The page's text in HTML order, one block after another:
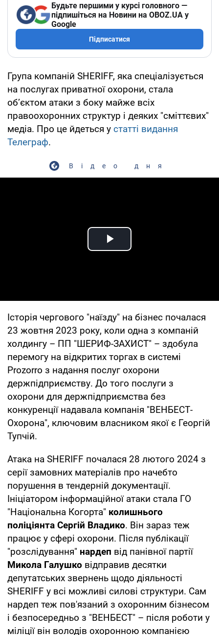
Будьте першими у курсі головного —
підпишіться на Новини на OBOZ.UA у
Google
Підписатися
Група компаній SHERIFF, яка спеціалізується
на послугах приватної охорони, стала
обʼєктом атаки з боку майже всіх
правоохоронних структур і деяких "сміттєвих"
медіа. Про це йдеться у статті видання
Телеграф.
Відео дня
Play Video
Історія чергового "наїзду" на бізнес почалася
23 жовтня 2023 року, коли одна з компаній
холдингу – ПП "ШЕРИФ-ЗАХИСТ" – здобула
перемогу на відкритих торгах в системі
Prozorro з надання послуг охорони
держпідприємству. До того послуги з
охорони для держпідприємства без
конкуренції надавала компанія "ВЕНБЕСТ-
Охорона", ключовим власником якої є Георгій
Тупчій.
Атака на SHERIFF почалася 28 лютого 2024 з
серії замовних матеріалів про начебто
порушення в тендерній документації.
Ініціатором інформаційної атаки стала ГО
"Національна Когорта" колишнього
поліціянта Сергій Владико. Він зараз теж
працює у сфері охорони. Після публікації
"розслідування" нардеп від панівної партії
Микола Галушко відправив десятки
депутатських звернень щодо діяльності
SHERIFF у всі можливі силові структури. Сам
нардеп теж пов'язаний з охоронним бізнесом
і безпосередньо з "ВЕНБЕСТ" – після роботи у
міліції він володів охоронною компанією